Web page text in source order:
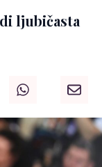
ljubičasta